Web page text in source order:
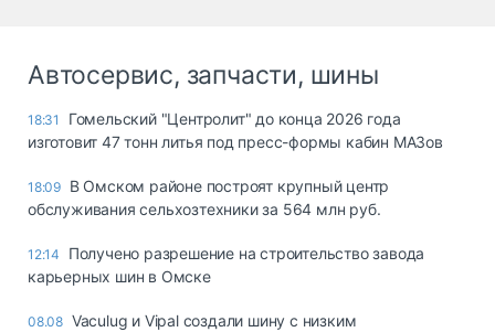
Автосервис, запчасти, шины
18:31
Гомельский "Центролит" до конца 2026 года
изготовит 47 тонн литья под пресс-формы кабин МАЗов
18:09 В Омском районе построят крупный центр
обслуживания сельхозтехники за 564 млн руб.
12:14
Получено разрешение на строительство завода
карьерных шин в Омске
08.08 Vaculug и Vipal создали шину с низким